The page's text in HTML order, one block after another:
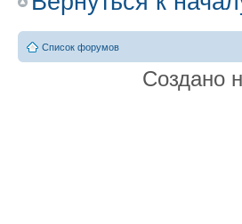
выдает.
После
» 28
Список форумов
Создано